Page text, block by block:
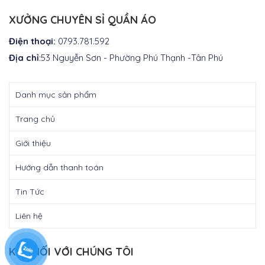
₫350.000.
XƯỞNG CHUYÊN SỈ QUẦN ÁO
Điện thoại: 0793.781.592
Địa chỉ:53 Nguyễn Sơn - Phường Phú Thạnh -Tân Phú
Danh mục sản phẩm
Trang chủ
Giới thiệu
Hướng dẫn thanh toán
Tin Tức
Liên hệ
KẾT NỐI VỚI CHÚNG TÔI